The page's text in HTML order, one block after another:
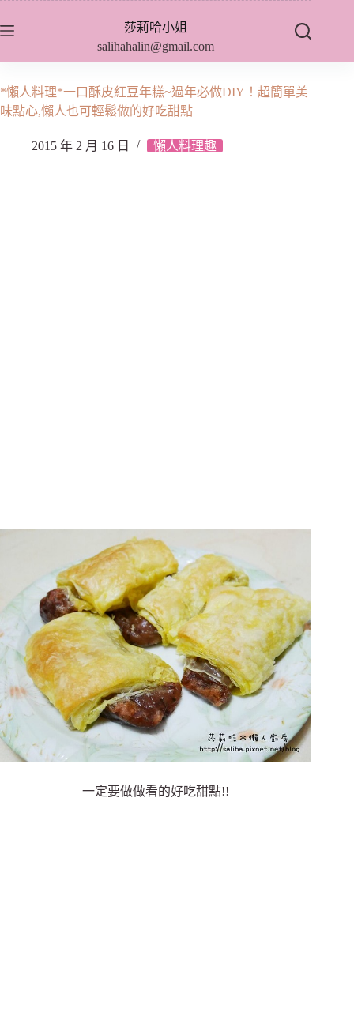
至
內
容
莎莉哈小姐
salihahalin@gmail.com
*懶人料理*一口酥皮紅豆年糕~過年必做DIY！超簡單美
味點心,懶人也可輕鬆做的好吃甜點
2015 年 2 月 16 日 懶人料理趣
一定要做做看的好吃甜點!!